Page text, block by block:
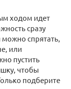
ходом идет
сразу
спрятать,
или
пустить
чтобы
подберите